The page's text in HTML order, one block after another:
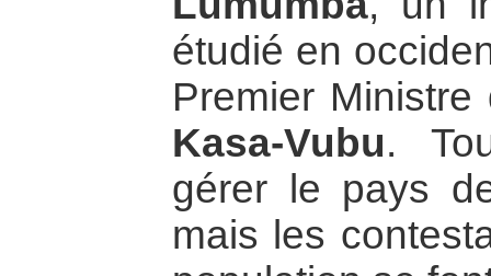
étudié en
Premier
Kasa-Vubu.
gérer le pays
mais les